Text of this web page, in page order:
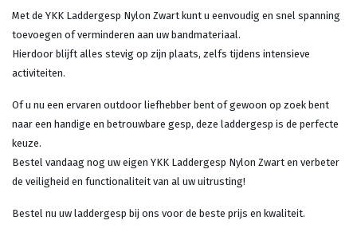
Met de YKK Laddergesp Nylon Zwart kunt u eenvoudig en snel spanning
toevoegen of verminderen aan uw bandmateriaal.
Hierdoor blijft alles stevig op zijn plaats, zelfs tijdens intensieve
activiteiten.
Of u nu een ervaren outdoor liefhebber bent of gewoon op zoek bent
naar een handige en betrouwbare gesp, deze laddergesp is de perfecte
keuze.
Bestel vandaag nog uw eigen YKK Laddergesp Nylon Zwart en verbeter
de veiligheid en functionaliteit van al uw uitrusting!
Bestel nu uw laddergesp bij ons voor de beste prijs en kwaliteit.